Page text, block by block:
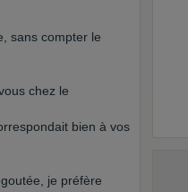
sans compter le
chez le
bien à vos
je préfère